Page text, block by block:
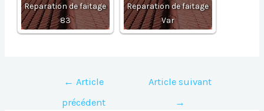
Reparation de faitage
83
Reparation de faitage
Var
Navigation
l’article
← Article
précédent
Article suivant
→